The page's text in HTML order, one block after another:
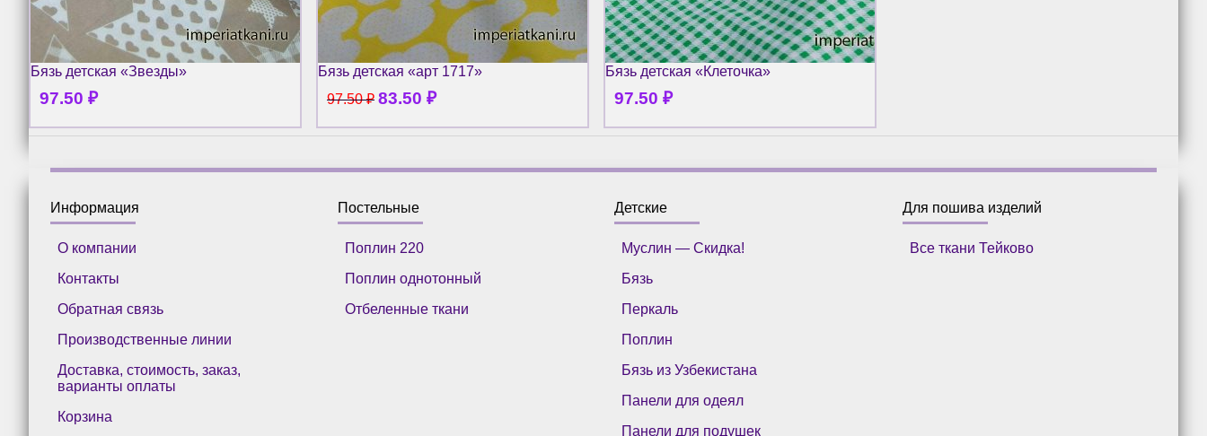
Бязь детская «Звезды»
97.50 ₽
Бязь детская «арт 1717»
97.50₽ 83.50 ₽
Бязь детская «Клеточка»
97.50 ₽
Информация
О компании
Контакты
Обратная связь
Производственные линии
Доставка, стоимость, заказ,
варианты оплаты
Корзина
Постельные
Поплин 220
Поплин однотонный
Отбеленные ткани
Детские
Муслин — Скидка!
Бязь
Перкаль
Поплин
Бязь из Узбекистана
Панели для одеял
Панели для подушек
Для пошива изделий
Все ткани Тейково